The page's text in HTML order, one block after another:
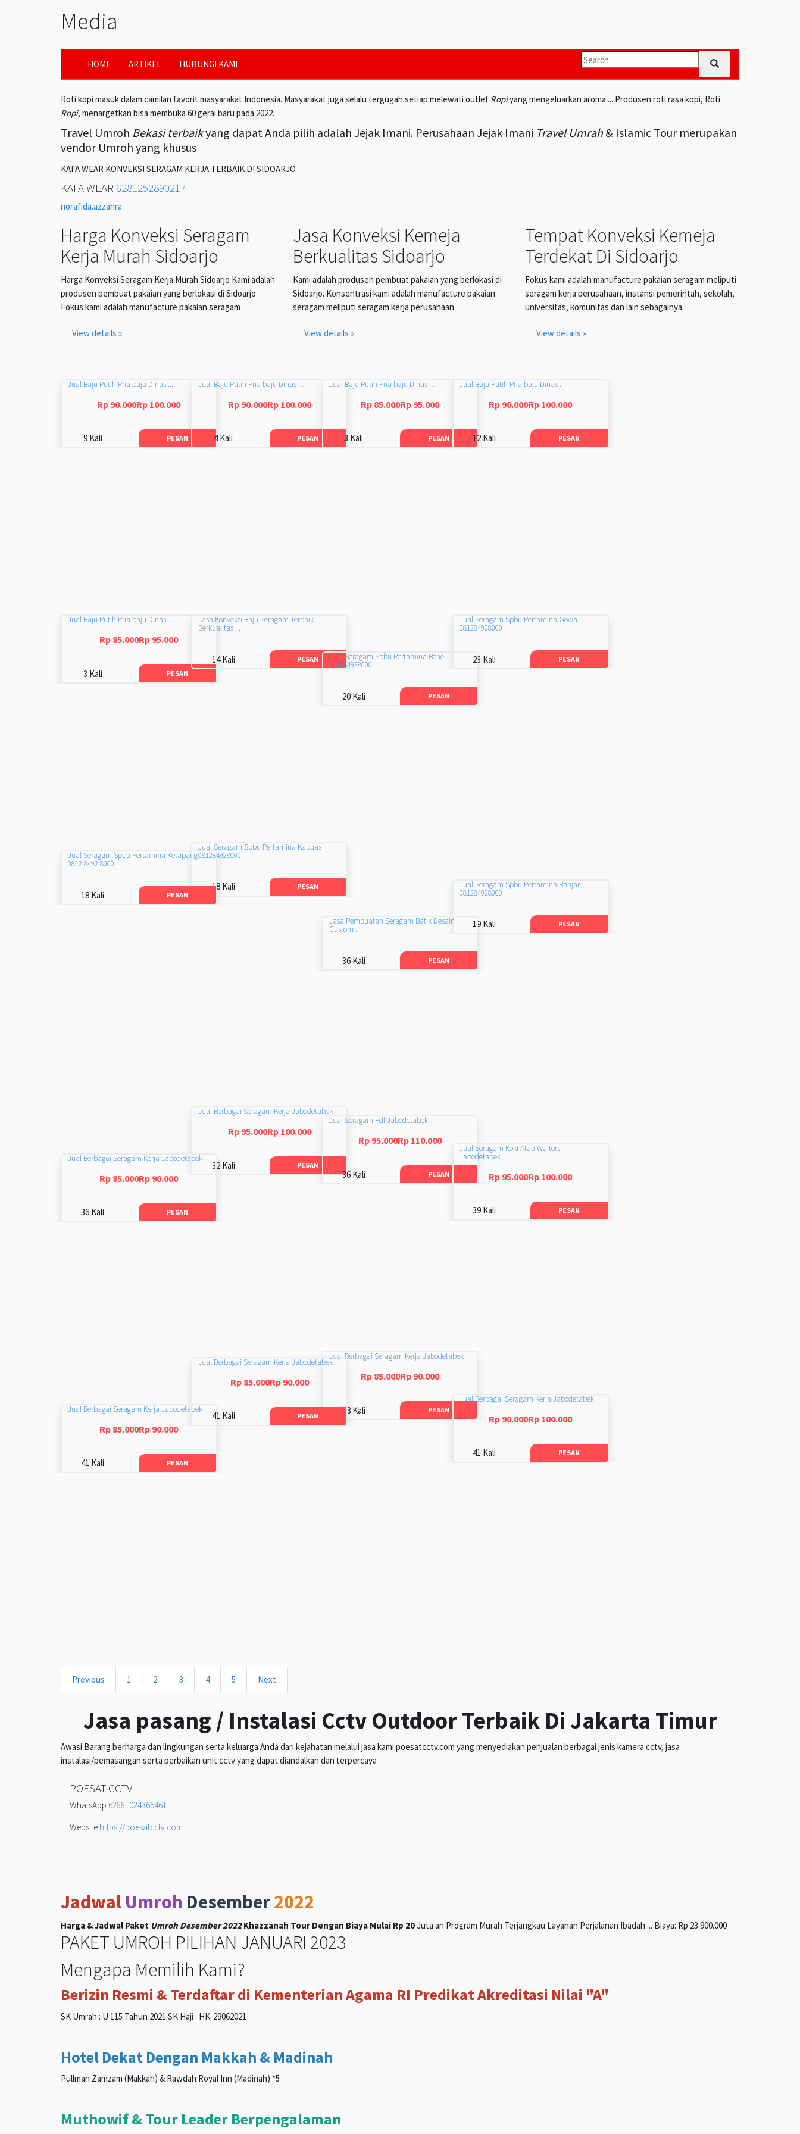
Media
HOME ARTIKEL HUBUNGI KAMI
Roti kopi masuk dalam camilan favorit masyarakat Indonesia. Masyarakat juga selalu tergugah setiap melewati outlet Ropiyang mengeluarkan aroma ... Produsen roti rasa kopi, Roti
Ropi, menargetkan bisa membuka 60 gerai baru pada 2022.
Travel Umroh Bekasi terbaikyang dapat Anda pilih adalah Jejak Imani. Perusahaan Jejak Imani Travel Umrah& Islamic Tour merupakan
vendor Umroh yang khusus
KAFA WEAR KONVEKSI SERAGAM KERJA TERBAIK DI SIDOARJO
KAFA WEAR 6281252890217
norafida.azzahra
Harga Konveksi Seragam
Kerja Murah Sidoarjo
Harga Konveksi Seragam Kerja Murah Sidoarjo Kami adalah
produsen pembuat pakaian yang berlokasi di Sidoarjo.
Fokus kami adalah manufacture pakaian seragam
View details »
Jasa Konveksi Kemeja
Berkualitas Sidoarjo
Kami adalah produsen pembuat pakaian yang berlokasi di
Sidoarjo. Konsentrasi kami adalah manufacture pakaian
seragam meliputi seragam kerja perusahaan
View details »
Tempat Konveksi Kemeja
Terdekat Di Sidoarjo
Fokus kami adalah manufacture pakaian seragam meliputi
seragam kerja perusahaan, instansi pemerintah, sekolah,
universitas, komunitas dan lain sebagainya.
View details »
Jual Baju Putih Pria baju Dinas ...
Rp 90.000Rp 100.000
9 Kali PESAN
Jual Baju Putih Pria baju Dinas ...
Rp 90.000Rp 100.000
4 Kali PESAN
Jual Baju Putih Pria baju Dinas ...
Rp 85.000Rp 95.000
3 Kali PESAN
Jual Baju Putih Pria baju Dinas ...
Rp 90.000Rp 100.000
12 Kali PESAN
Jual Baju Putih Pria baju Dinas ...
Rp 85.000Rp 95.000
3 Kali PESAN
Jasa Konveksi Baju Seragam Terbaik
Berkualitas ...
14 Kali PESAN
Jual Seragam Spbu Pertamina Gowa
081284928000
23 Kali PESAN
Jual Seragam Spbu Pertamina Bone
081284928000
20 Kali PESAN
Jual Seragam Spbu Pertamina Kapuas
081284928000
18 Kali PESAN
Jual Seragam Spbu Pertamina Ketapang
0812 8492 8000
18 Kali PESAN
Jual Seragam Spbu Pertamina Banjar
081284928000
19 Kali PESAN
Jasa Pembuatan Seragam Batik Desain
Custom ...
36 Kali PESAN
Jual Berbagai Seragam Kerja Jabodetabek
Rp 95.000Rp 100.000
32 Kali PESAN
Jual Seragam Pdl Jabodetabek
Rp 95.000Rp 110.000
36 Kali PESAN
Jual Seragam Koki Atau Waiters
Jabodetabek
Rp 95.000Rp 100.000
39 Kali PESAN
Jual Berbagai Seragam Kerja Jabodetabek
Rp 85.000Rp 90.000
36 Kali PESAN
Jual Berbagai Seragam Kerja Jabodetabek
Rp 85.000Rp 90.000
48 Kali PESAN
Jual Berbagai Seragam Kerja Jabodetabek
Rp 85.000Rp 90.000
41 Kali PESAN
Jual Berbagai Seragam Kerja Jabodetabek
Rp 90.000Rp 100.000
41 Kali PESAN
Jual Berbagai Seragam Kerja Jabodetabek
Rp 85.000Rp 90.000
41 Kali PESAN
Previous 1 2 3 4 5 Next
Jasa pasang / Instalasi Cctv Outdoor Terbaik Di Jakarta Timur
Awasi Barang berharga dan lingkungan serta keluarga Anda dari kejahatan melalui jasa kami poesatcctv.com yang menyediakan penjualan berbagai jenis kamera cctv, jasa
instalasi/pemasangan serta perbaikan unit cctv yang dapat diandalkan dan terpercaya
POESAT CCTV
WhatsApp 62881024365461
Website https://poesatcctv.com
Jadwal Umroh Desember2022
Harga & Jadwal Paket Umroh Desember 2022Khazzanah Tour Dengan Biaya Mulai Rp 20Juta an Program Murah Terjangkau Layanan Perjalanan Ibadah ... Biaya: Rp 23.900.000
PAKET UMROH PILIHAN JANUARI 2023
Mengapa Memilih Kami?
Berizin Resmi & Terdaftar di Kementerian Agama RI Predikat Akreditasi Nilai "A"
SK Umrah : U 115 Tahun 2021 SK Haji : HK-29062021
Hotel Dekat Dengan Makkah & Madinah
Pullman Zamzam (Makkah) & Rawdah Royal Inn (Madinah) *5
Muthowif & Tour Leader Berpengalaman